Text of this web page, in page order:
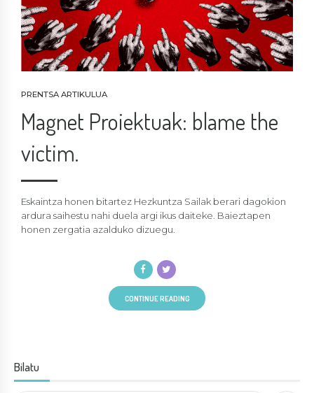
PRENTSA ARTIKULUA
Magnet Proiektuak: blame the
victim.
Eskaintza honen bitartez Hezkuntza Sailak berari dagokion
ardura saihestu nahi duela argi ikus daiteke. Baieztapen
honen zergatia azalduko dizuegu.
CONTINUE READING
Bilatu